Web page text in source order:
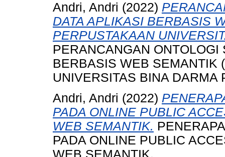
Andri, Andri (2022)
DATA APLIKASI BERBASIS
PERPUSTAKAAN
PERANCANGAN ONTOLOGI
BERBASIS WEB SEMANTIK
UNIVERSITAS BINA DARMA
Andri, Andri (2022)
PADA ONLINE PUBLIC
WEB SEMANTIK.
PADA ONLINE PUBLIC
WEB SEMANTIK.